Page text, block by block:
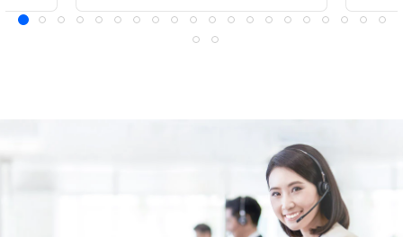
1 2 3 4 5 6 7 8 9 10 11 12 13 14 15 16 17 18 19
20
21
22